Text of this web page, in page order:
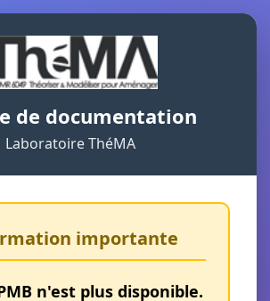
de documentation
Laboratoire ThéMA
importante
n'est plus disponible.